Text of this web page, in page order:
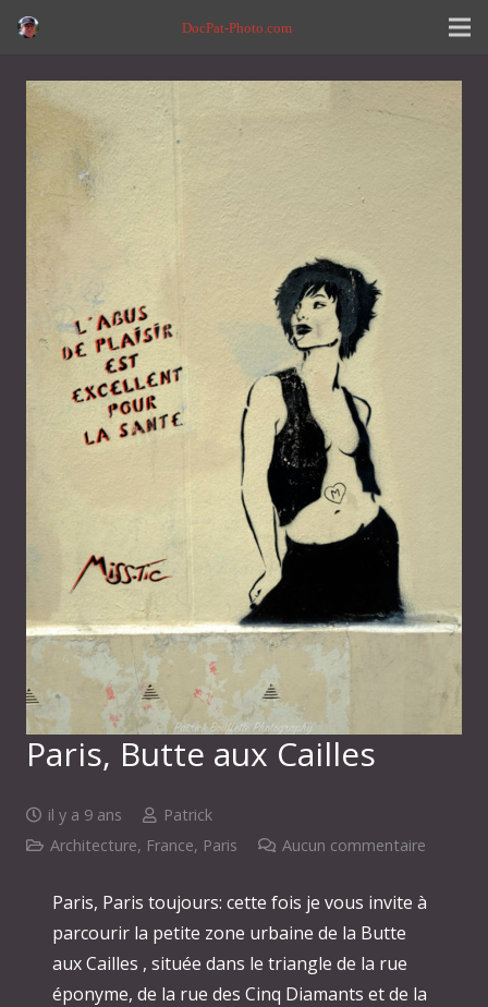
DocPat-Photo.com
Paris, Butte aux Cailles
il y a 9 ans
Patrick
Architecture, France, Paris Aucun commentaire
Paris, Paris toujours: cette fois je vous invite à
parcourir la petite zone urbaine de la Butte
aux Cailles , située dans le triangle de la rue
éponyme, de la rue des Cinq Diamants et de la